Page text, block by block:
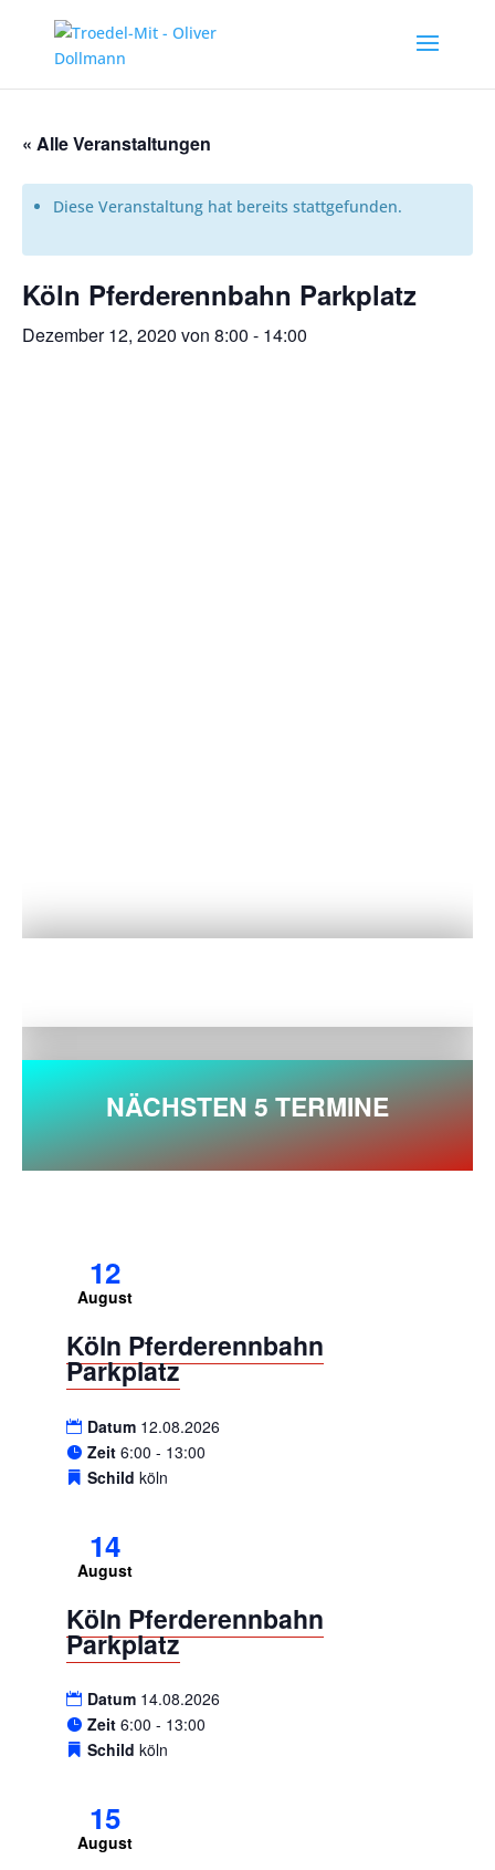
« Alle Veranstaltungen
Diese Veranstaltung hat bereits stattgefunden.
Köln Pferderennbahn Parkplatz
Dezember 12, 2020 von 8:00 - 14:00
NÄCHSTEN 5 TERMINE
12
August
Köln Pferderennbahn
Parkplatz
Datum 12.08.2026
Zeit 6:00 - 13:00
Schild köln
14
August
Köln Pferderennbahn
Parkplatz
Datum 14.08.2026
Zeit 6:00 - 13:00
Schild köln
15
August